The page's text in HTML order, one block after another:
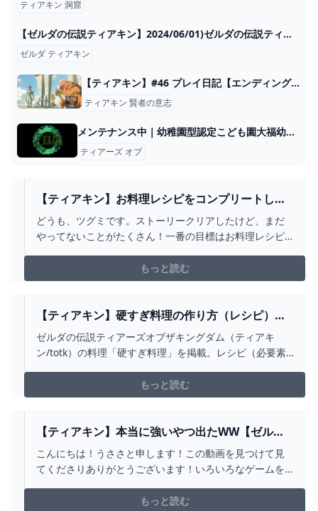
ティアキン 洞窟
【ゼルダの伝説ティアキン】2024/06/01)ゼルダの伝説ティアキンだけど、スプラトゥーン３の話も入る。 - YouTube
ゼルダ ティアキン
【ティアキン】#46 プレイ日記【エンディング】+感想 - Puple’s books
ティアキン 賢者の意志
メンテナンス中｜幼稚園型認定こども園大福幼稚園
ティアーズ オブ
【ティアキン】お料理レシピをコンプリートした
い！ストーリークリア後の料理の旅！【ゼルダの
伝説 ティアーズオブザキングダム】 - YOUTUBE
どうも、ツグミです。ストーリークリアしたけど、まだ
やってないことがたくさん！一番の目標はお料理レシピ
ドバイスコメント禁止 ※自分で考えてプレイしたいの
で、ヒントやアドバイスは禁止です。ルールを守って、
ゼルダ...
もっと読む
【ティアキン】硬すぎ料理の作り方（レシピ）と
効果【ゼルダの伝説ティアーズオブザキングダ
ム】 - 神ゲー攻略
ゼルダの伝説ティアーズオブザキングダム（ティアキ
ン/totk）の料理「硬すぎ料理」を掲載。レシピ（必要素
もっと読む
【ティアキン】本当に強いやつ出たWW【ゼルダ
の伝説 ティアーズ オブ ザ キングダム】#SHORTS
- YOUTUBE
こんにちは！うささと申します！この動画を見つけて見
てくださりありがとうございます！いろいろなゲームを
見て行ってください(*- -)(*_ _)火曜と木曜はお休みで、
もっと読む